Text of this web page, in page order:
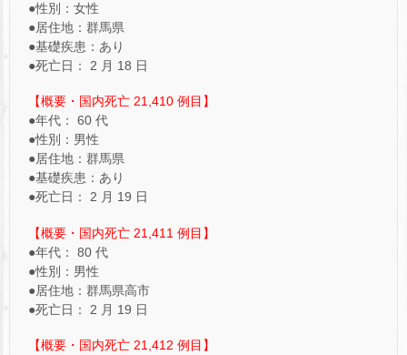
●性別：女性
●居住地：群馬県
●基礎疾患：あり
●死亡日： 2 月 18 日
【概要・国内死亡 21,410 例目】
●年代： 60 代
●性別：男性
●居住地：群馬県
●基礎疾患：あり
●死亡日： 2 月 19 日
【概要・国内死亡 21,411 例目】
●年代： 80 代
●性別：男性
●居住地：群馬県高市
●死亡日： 2 月 19 日
【概要・国内死亡 21,412 例目】